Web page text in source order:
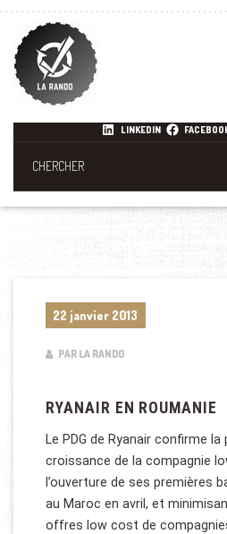
LINKEDIN
22 janvier 2013
PAR LA RANDO
RYANAIR EN ROUMANIE
Le PDG de Ryanair confirme
croissance de la compagnie
l’ouverture de ses premières
au Maroc en avril, et
offres low cost de